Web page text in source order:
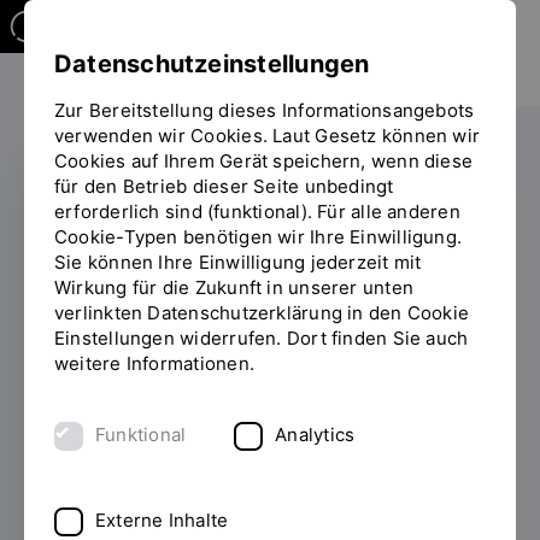
AUSZEICHNUNG
OTH Regensburg
erneut auf Platz 2
deutschlandweit in
BWL
aktuellen CHE-Ergebnisse erreicht die
Fakultät Business and Management der OTH
Datenschutzeinstellungen
Zur Bereitstellung dieses Informationsangebots
verwenden wir Cookies. Laut Gesetz können wir
Cookies auf Ihrem Gerät speichern, wenn diese
für den Betrieb dieser Seite unbedingt
erforderlich sind (funktional). Für alle anderen
Cookie-Typen benötigen wir Ihre Einwilligung.
Sie können Ihre Einwilligung jederzeit mit
Wirkung für die Zukunft in unserer unten
verlinkten Datenschutzerklärung in den Cookie
Einstellungen widerrufen. Dort finden Sie auch
weitere Informationen.
Funktional Analytics
Externe Inhalte